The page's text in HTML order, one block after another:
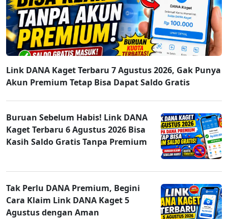
Link DANA Kaget Terbaru 7 Agustus 2026, Gak Punya
Akun Premium Tetap Bisa Dapat Saldo Gratis
Buruan Sebelum Habis! Link DANA
Kaget Terbaru 6 Agustus 2026 Bisa
Kasih Saldo Gratis Tanpa Premium
Tak Perlu DANA Premium, Begini
Cara Klaim Link DANA Kaget 5
Agustus dengan Aman